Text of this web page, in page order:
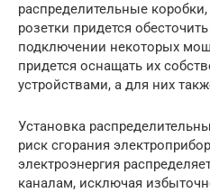
распределительные
розетки придется
подключении некоторых
придется оснащать их
устройствами, а для них
Установка
риск сгорания
электроэнергия
каналам, исключая